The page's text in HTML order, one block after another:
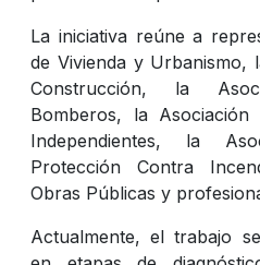
La iniciativa reúne a
de Vivienda y Urbanismo,
Construcción, la
Bomberos, la Asociación
Independientes, la
Protección Contra
Obras Públicas y
Actualmente, el trabajo